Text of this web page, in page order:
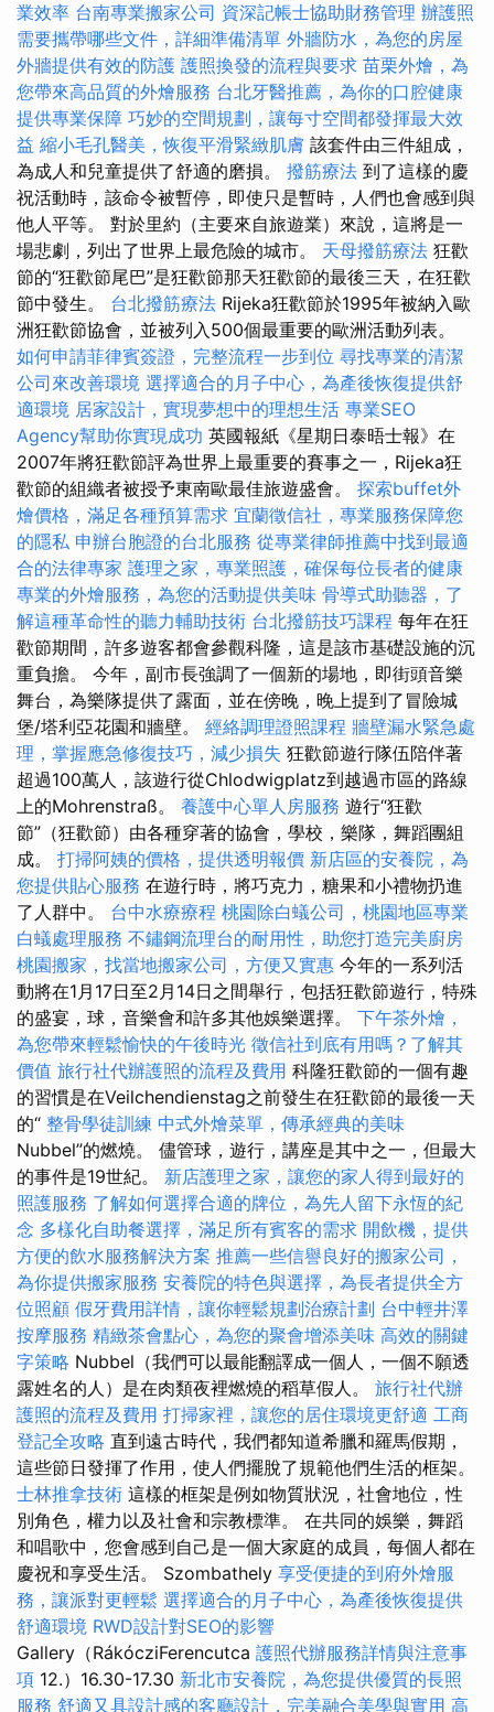
業效率 台南專業搬家公司 資深記帳士協助財務管理 辦護照
需要攜帶哪些文件，詳細準備清單 外牆防水，為您的房屋
外牆提供有效的防護 護照換發的流程與要求 苗栗外燴，為
您帶來高品質的外燴服務 台北牙醫推薦，為你的口腔健康
提供專業保障 巧妙的空間規劃，讓每寸空間都發揮最大效
益 縮小毛孔醫美，恢復平滑緊緻肌膚 該套件由三件組成，
為成人和兒童提供了舒適的磨損。 撥筋療法 到了這樣的慶
祝活動時，該命令被暫停，即使只是暫時，人們也會感到與
他人平等。 對於里約（主要來自旅遊業）來說，這將是一
場悲劇，列出了世界上最危險的城市。 天母撥筋療法 狂歡
節的“狂歡節尾巴”是狂歡節那天狂歡節的最後三天，在狂歡
節中發生。 台北撥筋療法 Rijeka狂歡節於1995年被納入歐
洲狂歡節協會，並被列入500個最重要的歐洲活動列表。
如何申請菲律賓簽證，完整流程一步到位 尋找專業的清潔
公司來改善環境 選擇適合的月子中心，為產後恢復提供舒
適環境 居家設計，實現夢想中的理想生活 專業SEO
Agency幫助你實現成功 英國報紙《星期日泰晤士報》在
2007年將狂歡節評為世界上最重要的賽事之一，Rijeka狂
歡節的組織者被授予東南歐最佳旅遊盛會。 探索buffet外
燴價格，滿足各種預算需求 宜蘭徵信社，專業服務保障您
的隱私 申辦台胞證的台北服務 從專業律師推薦中找到最適
合的法律專家 護理之家，專業照護，確保每位長者的健康
專業的外燴服務，為您的活動提供美味 骨導式助聽器，了
解這種革命性的聽力輔助技術 台北撥筋技巧課程 每年在狂
歡節期間，許多遊客都會參觀科隆，這是該市基礎設施的沉
重負擔。 今年，副市長強調了一個新的場地，即街頭音樂
舞台，為樂隊提供了露面，並在傍晚，晚上提到了冒險城
堡/塔利亞花園和牆壁。 經絡調理證照課程 牆壁漏水緊急處
理，掌握應急修復技巧，減少損失 狂歡節遊行隊伍陪伴著
超過100萬人，該遊行從Chlodwigplatz到越過市區的路線
上的Mohrenstraß。 養護中心單人房服務 遊行“狂歡
節”（狂歡節）由各種穿著的協會，學校，樂隊，舞蹈團組
成。 打掃阿姨的價格，提供透明報價 新店區的安養院，為
您提供貼心服務 在遊行時，將巧克力，糖果和小禮物扔進
了人群中。 台中水療療程 桃園除白蟻公司，桃園地區專業
白蟻處理服務 不鏽鋼流理台的耐用性，助您打造完美廚房
桃園搬家，找當地搬家公司，方便又實惠 今年的一系列活
動將在1月17日至2月14日之間舉行，包括狂歡節遊行，特殊
的盛宴，球，音樂會和許多其他娛樂選擇。 下午茶外燴，
為您帶來輕鬆愉快的午後時光 徵信社到底有用嗎？了解其
價值 旅行社代辦護照的流程及費用 科隆狂歡節的一個有趣
的習慣是在Veilchendienstag之前發生在狂歡節的最後一天
的“ 整骨學徒訓練 中式外燴菜單，傳承經典的美味
Nubbel”的燃燒。 儘管球，遊行，講座是其中之一，但最大
的事件是19世紀。 新店護理之家，讓您的家人得到最好的
照護服務 了解如何選擇合適的牌位，為先人留下永恆的紀
念 多樣化自助餐選擇，滿足所有賓客的需求 開飲機，提供
方便的飲水服務解決方案 推薦一些信譽良好的搬家公司，
為你提供搬家服務 安養院的特色與選擇，為長者提供全方
位照顧 假牙費用詳情，讓你輕鬆規劃治療計劃 台中輕井澤
按摩服務 精緻茶會點心，為您的聚會增添美味 高效的關鍵
字策略 Nubbel（我們可以最能翻譯成一個人，一個不願透
露姓名的人）是在肉類夜裡燃燒的稻草假人。 旅行社代辦
護照的流程及費用 打掃家裡，讓您的居住環境更舒適 工商
登記全攻略 直到遠古時代，我們都知道希臘和羅馬假期，
這些節日發揮了作用，使人們擺脫了規範他們生活的框架。
士林推拿技術 這樣的框架是例如物質狀況，社會地位，性
別角色，權力以及社會和宗教標準。 在共同的娛樂，舞蹈
和唱歌中，您會感到自己是一個大家庭的成員，每個人都在
慶祝和享受生活。 Szombathely 享受便捷的到府外燴服
務，讓派對更輕鬆 選擇適合的月子中心，為產後恢復提供
舒適環境 RWD設計對SEO的影響
Gallery（RákócziFerencutca 護照代辦服務詳情與注意事
項 12.）16.30-17.30 新北市安養院，為您提供優質的長照
服務 舒適又具設計感的客廳設計，完美融合美學與實用 高